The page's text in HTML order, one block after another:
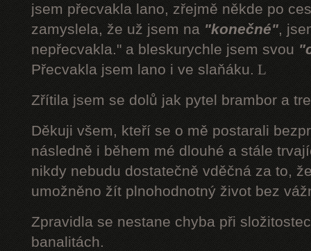
jsem přecvakla lano, zřejmě někde po
zamyslela, že už jsem na "konečné",
nepřecvakla." a bleskurychle jsem svou
Přecvakla jsem lano i ve slaňáku. L
Zřítila jsem se dolů jak pytel brambor a
Děkuji všem, kteří se o mě postarali
následně i během mé dlouhé a stále
nikdy nebudu dostatečně vděčná za to,
umožněno žít plnohodnotný život bez
Zpravidla se nestane chyba při
banalitách.